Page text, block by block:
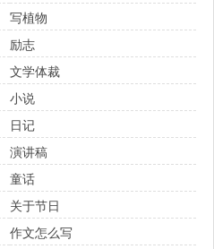
写植物
励志
文学体裁
小说
日记
演讲稿
童话
关于节日
作文怎么写